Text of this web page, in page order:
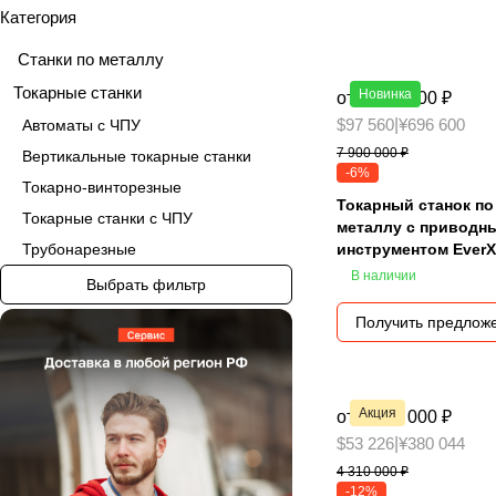
Новинка
от 7 390 000 ₽
$97 560 ¥696 600
7 900 000 ₽
-6%
Токарный станок по
металлу с
инструментом
250M
В наличии
Получить
Акция
от 3 790 000 ₽
$53 226 ¥380 044
4 310 000 ₽
-12%
Категория
Станки по металлу
Токарные станки
Автоматы с ЧПУ
Вертикальные токарные станки
Токарно-винторезные
Токарные станки с ЧПУ
Трубонарезные
Выбрать фильтр